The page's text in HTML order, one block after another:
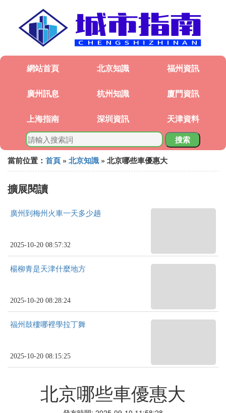
網站首頁 北京知識 福州資訊
廣州訊息 杭州知識 廈門資訊
上海指南 深圳資訊 天津資料
搜索
當前位置： 首頁 » 北京知識 » 北京哪些車優惠大
擴展閱讀
廣州到梅州火車一天多少趟
2025-10-20 08:57:32
楊柳青是天津什麼地方
2025-10-20 08:28:24
福州鼓樓哪裡學拉丁舞
2025-10-20 08:15:25
北京哪些車優惠大